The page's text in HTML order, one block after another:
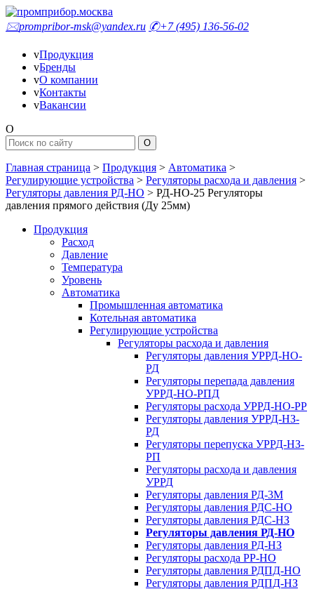
🖂prompribor-msk@yandex.ru ✆+7 (495) 136-56-02
vПродукция
vБренды
vО компании
vКонтакты
vВакансии
O
Главная страница > Продукция > Автоматика >
Регулирующие устройства > Регуляторы расхода и давления >
Регуляторы давления РД-НО > РД-НО-25 Регуляторы
давления прямого действия (Ду 25мм)
Продукция
Расход
Давление
Температура
Уровень
Автоматика
Промышленная автоматика
Котельная автоматика
Регулирующие устройства
Регуляторы расхода и давления
Регуляторы давления УРРД-НО-
РД
Регуляторы перепада давления
УРРД-НО-РПД
Регуляторы расхода УРРД-НО-РР
Регуляторы давления УРРД-НЗ-
РД
Регуляторы перепуска УРРД-НЗ-
РП
Регуляторы расхода и давления
УРРД
Регуляторы давления РД-3М
Регуляторы давления РДС-НО
Регуляторы давления РДС-НЗ
Регуляторы давления РД-НО
Регуляторы давления РД-НЗ
Регуляторы расхода РР-НО
Регуляторы давления РДПД-НО
Регуляторы давления РДПД-НЗ